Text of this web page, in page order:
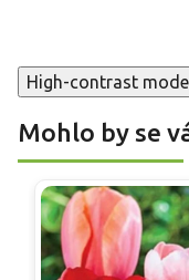
High-contrast mode
Mohlo by se